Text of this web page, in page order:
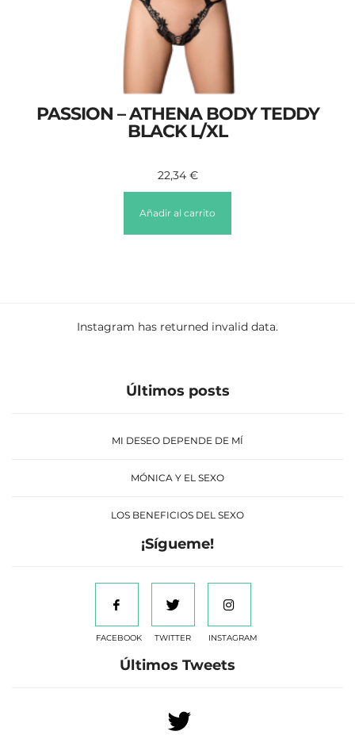
PASSION – ATHENA BODY TEDDY
BLACK L/XL
22,34 €
Añadir al carrito
Instagram has returned invalid data.
Últimos posts
MI DESEO DEPENDE DE MÍ
MÓNICA Y EL SEXO
LOS BENEFICIOS DEL SEXO
¡Sígueme!
FACEBOOK TWITTER INSTAGRAM
Últimos Tweets